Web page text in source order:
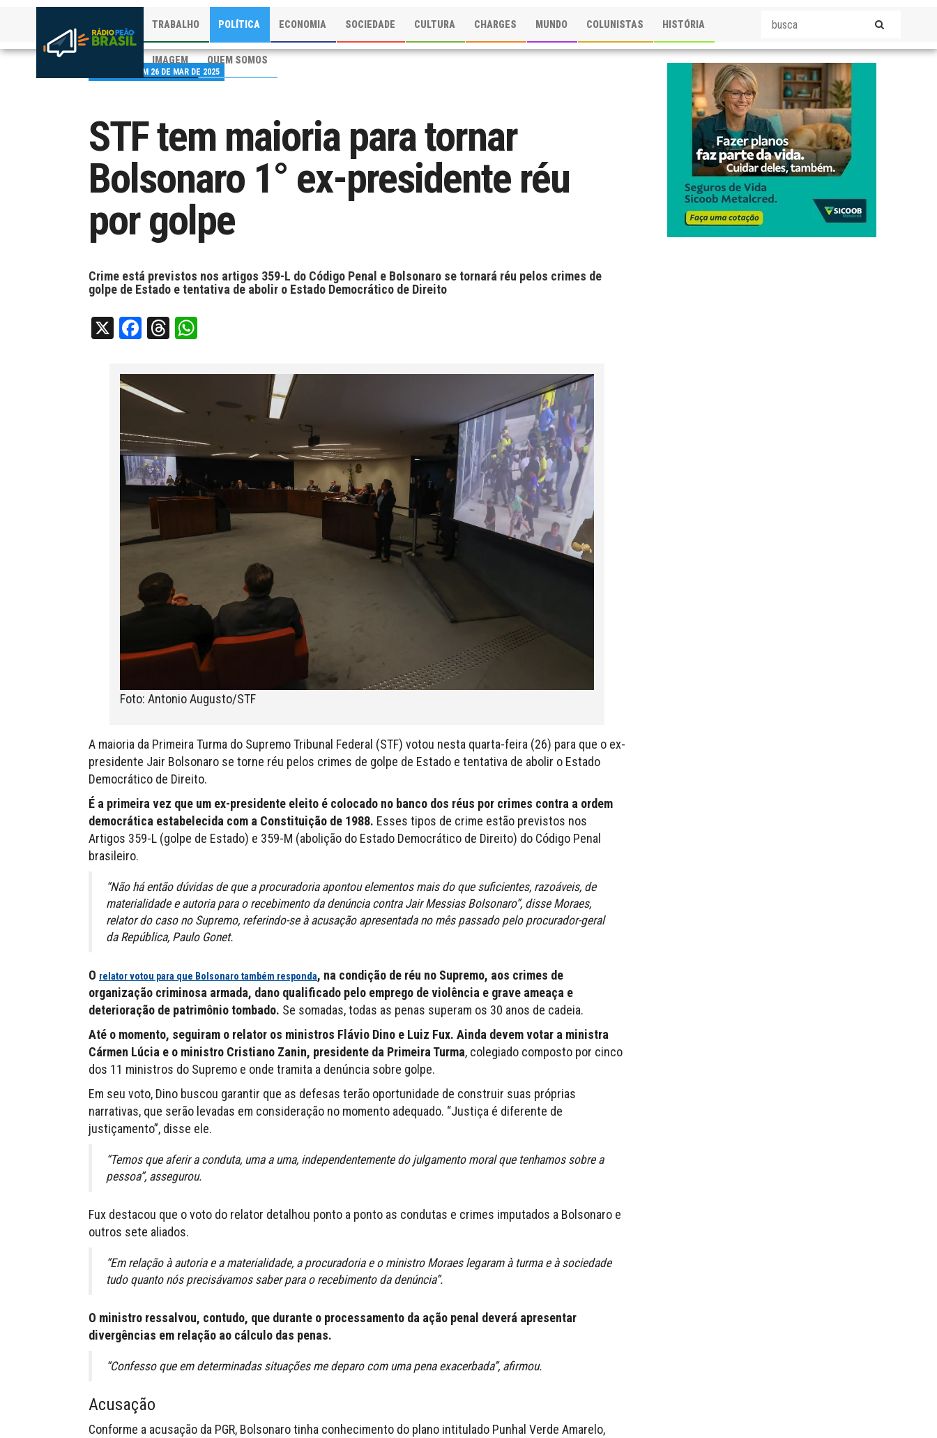
TRABALHO POLÍTICA ECONOMIA SOCIEDADE CULTURA CHARGES MUNDO COLUNISTAS HISTÓRIA
IMAGEM QUEM SOMOS
PUBLICADO EM 26 DE MAR DE 2025
STF tem maioria para tornar
Bolsonaro 1° ex-presidente réu
por golpe
Crime está previstos nos artigos 359-L do Código Penal e Bolsonaro se tornará réu pelos crimes de
golpe de Estado e tentativa de abolir o Estado Democrático de Direito
X Facebook
Threads
Foto: Antonio Augusto/STF
A maioria da Primeira Turma do Supremo Tribunal Federal (STF) votou nesta quarta-feira (26) para que o ex-
presidente Jair Bolsonaro se torne réu pelos crimes de golpe de Estado e tentativa de abolir o Estado
Democrático de Direito.
É a primeira vez que um ex-presidente eleito é colocado no banco dos réus por crimes contra a ordem
democrática estabelecida com a Constituição de 1988. Esses tipos de crime estão previstos nos
Artigos 359-L (golpe de Estado) e 359-M (abolição do Estado Democrático de Direito) do Código Penal
brasileiro.
“Não há então dúvidas de que a procuradoria apontou elementos mais do que suficientes, razoáveis, de
materialidade e autoria para o recebimento da denúncia contra Jair Messias Bolsonaro”, disse Moraes,
relator do caso no Supremo, referindo-se à acusação apresentada no mês passado pelo procurador-geral
da República, Paulo Gonet.
O relator votou para que Bolsonaro também responda, na condição de réu no Supremo, aos crimes de
organização criminosa armada, dano qualificado pelo emprego de violência e grave ameaça e
deterioração de patrimônio tombado. Se somadas, todas as penas superam os 30 anos de cadeia.
Até o momento, seguiram o relator os ministros Flávio Dino e Luiz Fux. Ainda devem votar a ministra
Cármen Lúcia e o ministro Cristiano Zanin, presidente da Primeira Turma, colegiado composto por cinco
dos 11 ministros do Supremo e onde tramita a denúncia sobre golpe.
Em seu voto, Dino buscou garantir que as defesas terão oportunidade de construir suas próprias
narrativas, que serão levadas em consideração no momento adequado. “Justiça é diferente de
justiçamento”, disse ele.
“Temos que aferir a conduta, uma a uma, independentemente do julgamento moral que tenhamos sobre a
pessoa”, assegurou.
Fux destacou que o voto do relator detalhou ponto a ponto as condutas e crimes imputados a Bolsonaro e
outros sete aliados.
“Em relação à autoria e a materialidade, a procuradoria e o ministro Moraes legaram à turma e à sociedade
tudo quanto nós precisávamos saber para o recebimento da denúncia”.
O ministro ressalvou, contudo, que durante o processamento da ação penal deverá apresentar
divergências em relação ao cálculo das penas.
“Confesso que em determinadas situações me deparo com uma pena exacerbada”, afirmou.
Acusação
Conforme a acusação da PGR, Bolsonaro tinha conhecimento do plano intitulado Punhal Verde Amarelo,